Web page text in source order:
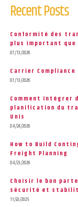
Recent Posts
Conformité des
plus important que
07/13/2026
Carrier Compliance
07/13/2026
Comment intégrer
planification du
Unis
04/24/2026
How to Build
Freight Planning
04/23/2026
Choisir le bon
sécurité et
11/20/2025